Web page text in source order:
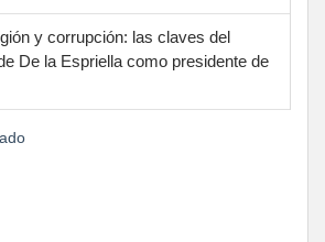
y corrupción: las claves del
De la Espriella como presidente de